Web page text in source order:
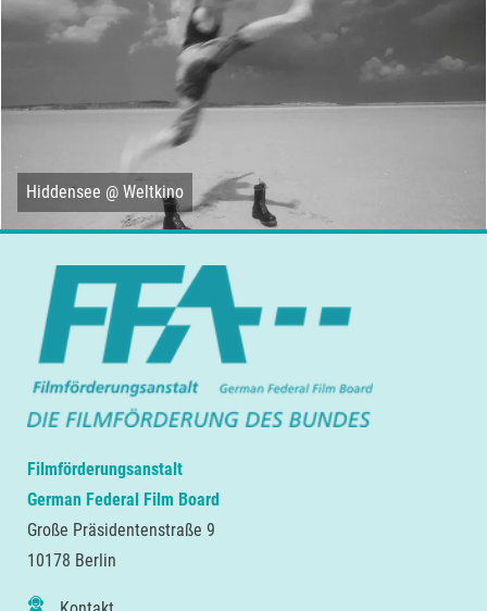
Hiddensee @ Weltkino
Filmförderungsanstalt
German Federal Film Board
Große Präsidentenstraße 9
10178 Berlin